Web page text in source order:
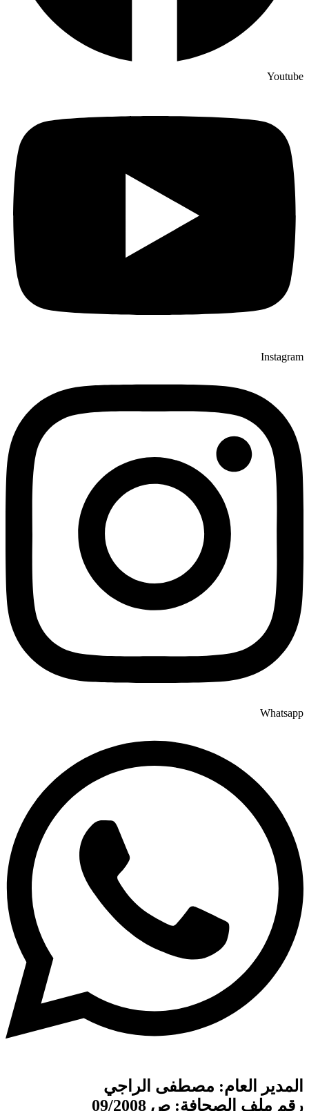
Youtube
Instagram
Whatsapp
المدير العام: مصطفى الراجي
رقم ملف الصحافة: ص 09/2008